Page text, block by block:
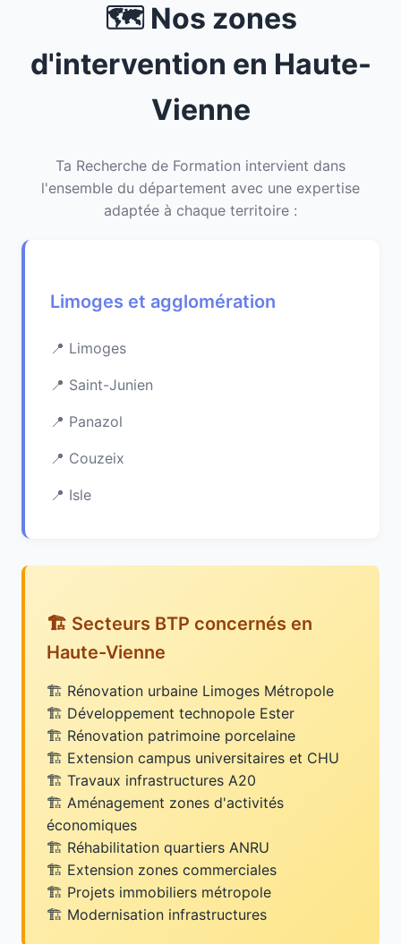
🗺️ Nos zones
d'intervention en Haute-
Vienne
Ta Recherche de Formation intervient dans
l'ensemble du département avec une expertise
adaptée à chaque territoire :
Limoges et agglomération
Limoges
Saint-Junien
Panazol
Couzeix
Isle
🏗️ Secteurs BTP concernés en
Haute-Vienne
Rénovation urbaine Limoges Métropole
Développement technopole Ester
Rénovation patrimoine porcelaine
Extension campus universitaires et CHU
Travaux infrastructures A20
Aménagement zones d'activités
économiques
Réhabilitation quartiers ANRU
Extension zones commerciales
Projets immobiliers métropole
Modernisation infrastructures